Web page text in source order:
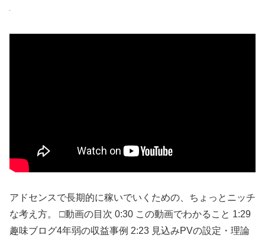
アドセンスで長期的に稼いでいくための、ちょっとニッチ
な考え方。 □動画の目次 0:30 この動画でわかること 1:29
趣味ブログ4年弱の収益事例 2:23 見込みPVの設定・理論